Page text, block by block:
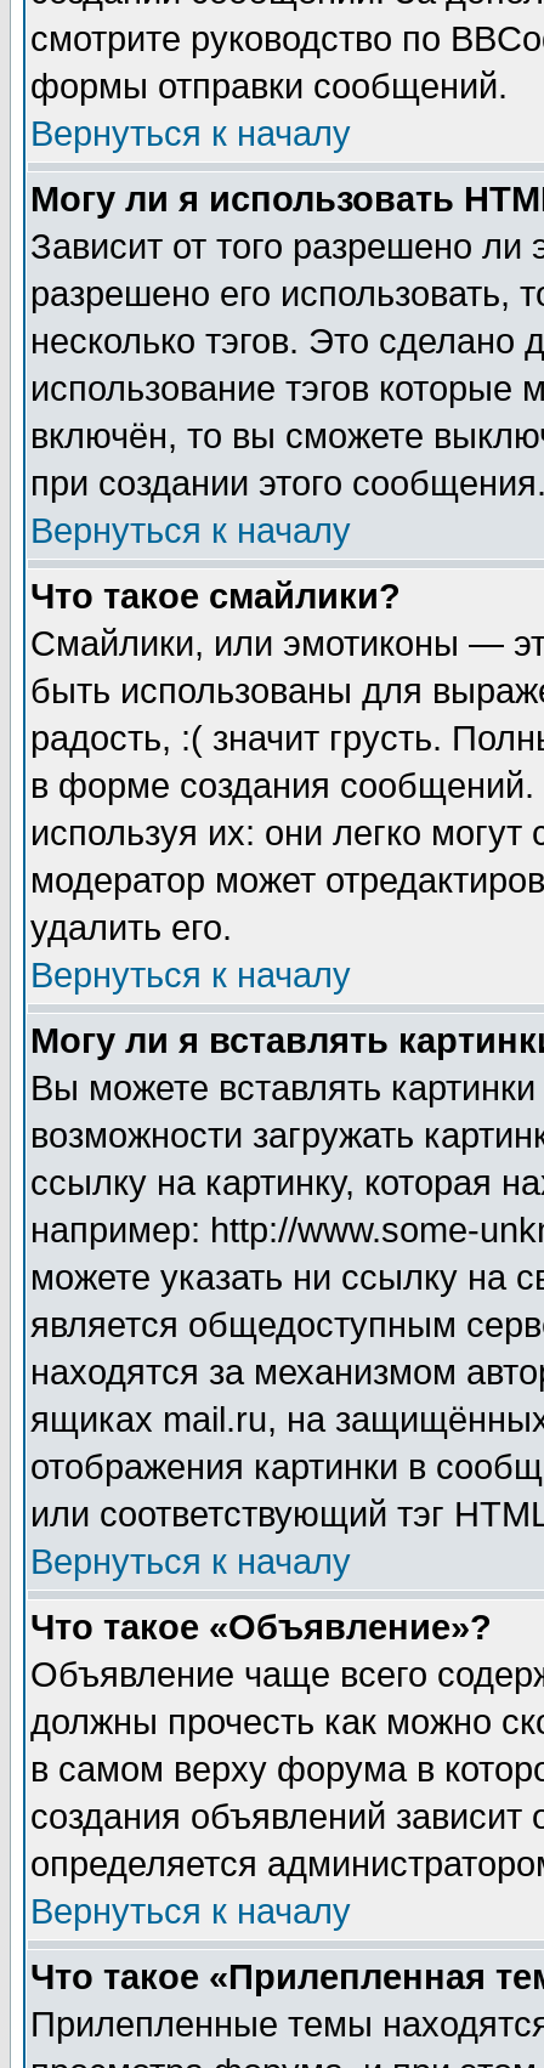
смотрите руководство по
формы отправки сообщений.
Вернуться к началу
Могу ли я использовать
Зависит от того разрешено
разрешено его использовать,
несколько тэгов. Это сделано
использование тэгов
включён, то вы сможете
при создании этого
Вернуться к началу
Что такое смайлики?
Смайлики, или эмотиконы —
быть использованы для
радость, :( значит грусть.
в форме создания сообщений.
используя их: они легко
модератор может
удалить его.
Вернуться к началу
Могу ли я вставлять
Вы можете вставлять
возможности загружать
ссылку на картинку, которая
например: http://www.some-
можете указать ни ссылку на
является общедоступным
находятся за механизмом
ящиках mail.ru, на
отображения картинки в
или соответствующий тэг
Вернуться к началу
Что такое «Объявление»?
Объявление чаще всего
должны прочесть как можно
в самом верху форума в
создания объявлений зависит
определяется
Вернуться к началу
Что такое «Прилепленная
Прилепленные темы